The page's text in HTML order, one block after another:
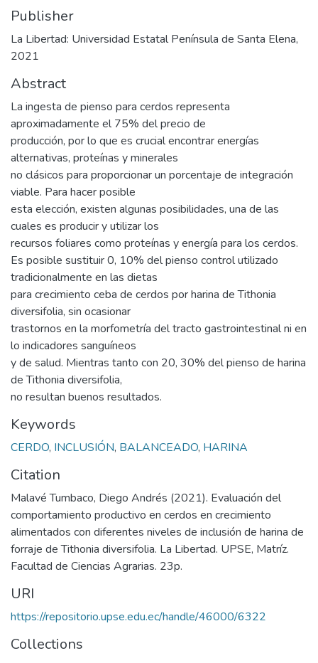
Publisher
La Libertad: Universidad Estatal Península de Santa Elena,
2021
Abstract
La ingesta de pienso para cerdos representa
aproximadamente el 75% del precio de
producción, por lo que es crucial encontrar energías
alternativas, proteínas y minerales
no clásicos para proporcionar un porcentaje de integración
viable. Para hacer posible
esta elección, existen algunas posibilidades, una de las
cuales es producir y utilizar los
recursos foliares como proteínas y energía para los cerdos.
Es posible sustituir 0, 10% del pienso control utilizado
tradicionalmente en las dietas
para crecimiento ceba de cerdos por harina de Tithonia
diversifolia, sin ocasionar
trastornos en la morfometría del tracto gastrointestinal ni en
lo indicadores sanguíneos
y de salud. Mientras tanto con 20, 30% del pienso de harina
de Tithonia diversifolia,
no resultan buenos resultados.
Keywords
CERDO, INCLUSIÓN, BALANCEADO, HARINA
Citation
Malavé Tumbaco, Diego Andrés (2021). Evaluación del
comportamiento productivo en cerdos en crecimiento
alimentados con diferentes niveles de inclusión de harina de
forraje de Tithonia diversifolia. La Libertad. UPSE, Matríz.
Facultad de Ciencias Agrarias. 23p.
URI
https://repositorio.upse.edu.ec/handle/46000/6322
Collections